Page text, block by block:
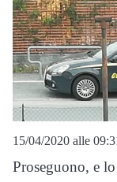
15/04/2020 alle
Proseguono, e